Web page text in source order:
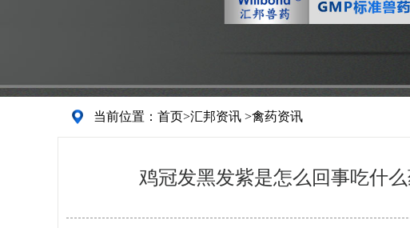
当前位置： 首页>汇邦资讯 >禽药资讯
鸡冠发黑发紫是怎么回事吃什